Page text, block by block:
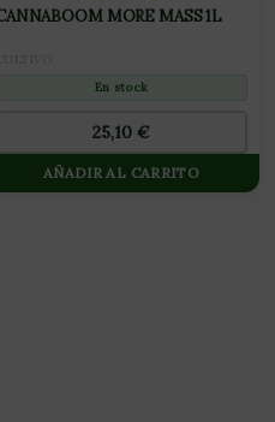
MORE MASS 1L
En stock
25,10 €
AÑADIR AL CARRITO